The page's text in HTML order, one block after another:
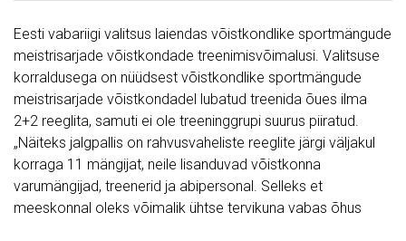
Eesti vabariigi valitsus laiendas võistkondlike sportmängude
meistrisarjade võistkondade treenimisvõimalusi. Valitsuse
korraldusega on nüüdsest võistkondlike sportmängude
meistrisarjade võistkondadel lubatud treenida õues ilma
2+2 reeglita, samuti ei ole treeninggrupi suurus piiratud.
„Näiteks jalgpallis on rahvusvaheliste reeglite järgi väljakul
korraga 11 mängijat, neile lisanduvad võistkonna
varumängijad, treenerid ja abipersonal. Selleks et
meeskonnal oleks võimalik ühtse tervikuna vabas õhus